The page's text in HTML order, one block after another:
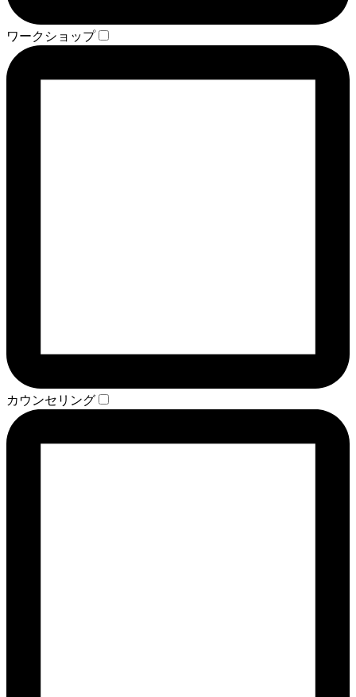
ワークショップ
カウンセリング